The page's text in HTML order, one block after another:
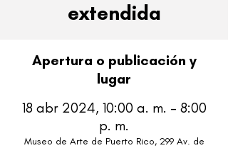
extendida
Apertura o publicación y
lugar
18 abr 2024, 10:00 a. m. – 8:00
p. m.
Museo de Arte de Puerto Rico, 299 Av. de